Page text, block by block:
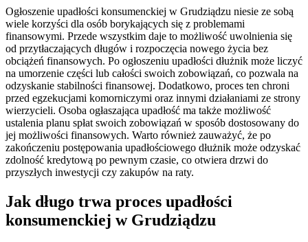
Ogłoszenie upadłości konsumenckiej w Grudziądzu niesie ze sobą
wiele korzyści dla osób borykających się z problemami
finansowymi. Przede wszystkim daje to możliwość uwolnienia się
od przytłaczających długów i rozpoczęcia nowego życia bez
obciążeń finansowych. Po ogłoszeniu upadłości dłużnik może liczyć
na umorzenie części lub całości swoich zobowiązań, co pozwala na
odzyskanie stabilności finansowej. Dodatkowo, proces ten chroni
przed egzekucjami komorniczymi oraz innymi działaniami ze strony
wierzycieli. Osoba ogłaszająca upadłość ma także możliwość
ustalenia planu spłat swoich zobowiązań w sposób dostosowany do
jej możliwości finansowych. Warto również zauważyć, że po
zakończeniu postępowania upadłościowego dłużnik może odzyskać
zdolność kredytową po pewnym czasie, co otwiera drzwi do
przyszłych inwestycji czy zakupów na raty.
Jak długo trwa proces upadłości
konsumenckiej w Grudziądzu